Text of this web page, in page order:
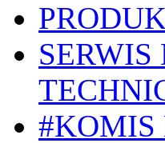
#KOMIS